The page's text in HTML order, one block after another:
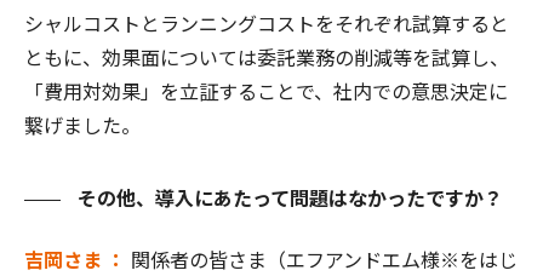
シャルコストとランニングコストをそれぞれ試算すると
ともに、効果面については委託業務の削減等を試算し、
「費用対効果」を立証することで、社内での意思決定に
繋げました。
その他、導入にあたって問題はなかったですか？
吉岡さま ： 関係者の皆さま（エフアンドエム様※をはじ